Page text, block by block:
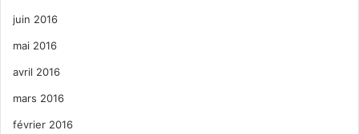
juin 2016
mai 2016
avril 2016
mars 2016
février 2016